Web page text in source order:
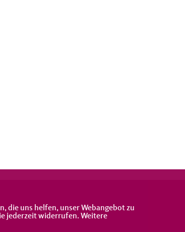
die uns helfen, unser Webangebot zu
jederzeit widerrufen. Weitere